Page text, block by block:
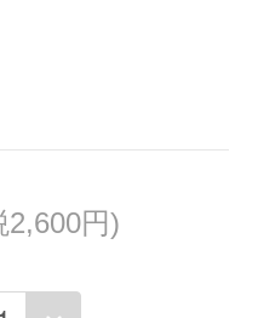
2,600円)